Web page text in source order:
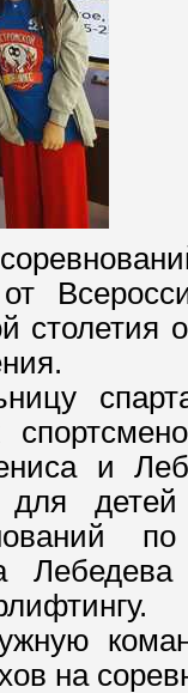
столетия
и
для
на